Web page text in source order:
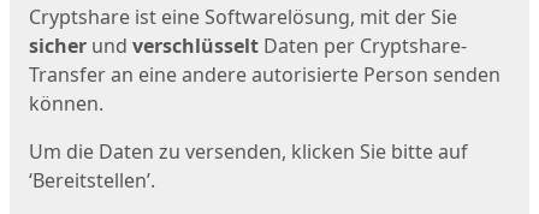
Cryptshare ist eine Softwarelösung, mit der Sie
sicher und verschlüsselt Daten per Cryptshare-
Transfer an eine andere autorisierte Person senden
können.
Um die Daten zu versenden, klicken Sie bitte auf
‘Bereitstellen’.